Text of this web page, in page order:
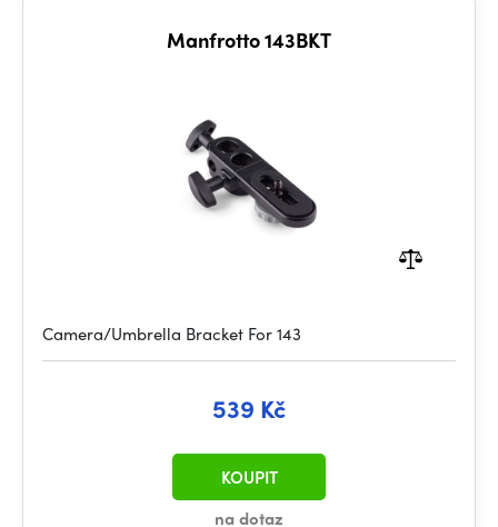
Manfrotto 143BKT
Camera/Umbrella Bracket For 143
539 Kč
na dotaz
KOUPIT